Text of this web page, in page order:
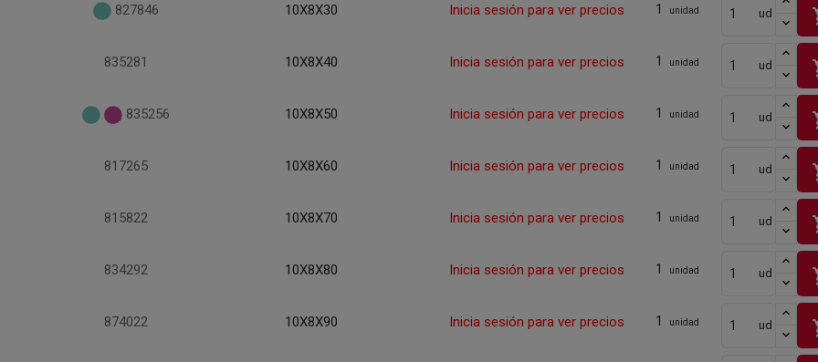
827846 10X8X30 Inicia sesión para ver precios 1 unidad ud
835281 10X8X40 Inicia sesión para ver precios 1 unidad ud
835256 10X8X50 Inicia sesión para ver precios 1 unidad ud
817265 10X8X60 Inicia sesión para ver precios 1 unidad ud
815822 10X8X70 Inicia sesión para ver precios 1 unidad ud
834292 10X8X80 Inicia sesión para ver precios 1 unidad ud
874022 10X8X90 Inicia sesión para ver precios 1 unidad ud